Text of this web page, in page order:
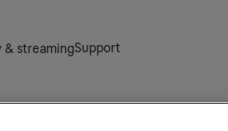
& streamingSupport